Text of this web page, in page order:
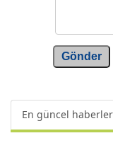
Gönder
En güncel haberler